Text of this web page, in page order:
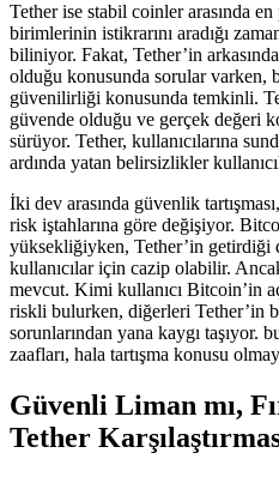
Tether ise stabil coinler arasında
birimlerinin istikrarını aradığı
biliniyor. Fakat, Tether’in
olduğu konusunda sorular varken,
güvenilirliği konusunda temkinli.
güvende olduğu ve gerçek değeri
sürüyor. Tether, kullanıcılarına
ardında yatan belirsizlikler
İki dev arasında güvenlik
risk iştahlarına göre değişiyor.
yüksekliğiyken, Tether’in getirdiği
kullanıcılar için cazip olabilir.
mevcut. Kimi kullanıcı Bitcoin’in
riskli bulurken, diğerleri Tether’in
sorunlarından yana kaygı taşıyor.
zaafları, hala tartışma konusu
Güvenli Liman mı,
Tether